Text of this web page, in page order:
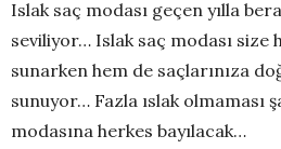
Islak saç modası geçen yılla
seviliyor… Islak saç modası size
sunarken hem de saçlarınıza
sunuyor… Fazla ıslak olmaması
modasına herkes bayılacak…